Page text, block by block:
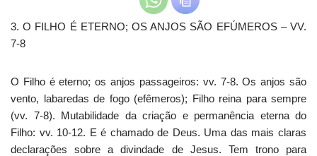
3. O FILHO É ETERNO; OS ANJOS SÃO EFÚMEROS – VV.
7-8
O Filho é eterno; os anjos passageiros: vv. 7-8. Os anjos são
vento, labaredas de fogo (efêmeros); Filho reina para sempre
(vv. 7-8). Mutabilidade da criação e permanência eterna do
Filho: vv. 10-12. E é chamado de Deus. Uma das mais claras
declarações sobre a divindade de Jesus. Tem trono para